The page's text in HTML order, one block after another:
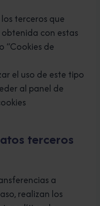
terceros que
con estas
“Cookies de
el uso de este tipo
al panel de
terceros
a
realizan los